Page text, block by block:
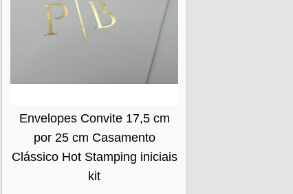
Envelopes Convite 17,5 cm
por 25 cm Casamento
Clássico Hot Stamping iniciais
kit